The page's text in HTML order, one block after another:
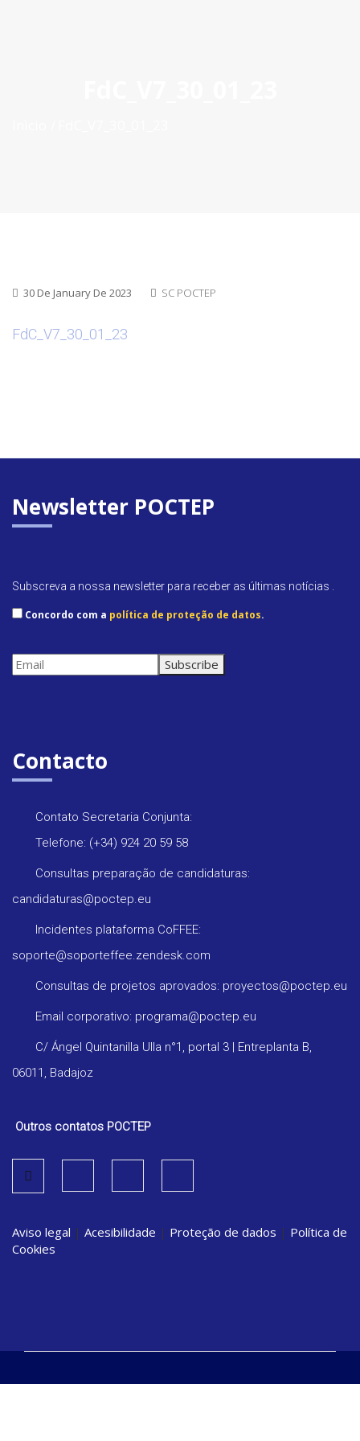
30 De January De 2023 SC POCTEP
FdC_V7_30_01_23
Newsletter POCTEP
Subscreva a nossa newsletter para receber as últimas notícias .
Concordo com a política de proteção de datos.
Contacto
Contato Secretaria Conjunta:
Telefone: (+34) 924 20 59 58
Consultas preparação de candidaturas:
candidaturas@poctep.eu
Incidentes plataforma CoFFEE:
soporte@soporteffee.zendesk.com
Consultas de projetos aprovados: proyectos@poctep.eu
Email corporativo: programa@poctep.eu
C/ Ángel Quintanilla Ulla n°1, portal 3 | Entreplanta B,
06011, Badajoz
Outros contatos POCTEP
Aviso legal | Acesibilidade | Proteção de dados | Política de
Cookies